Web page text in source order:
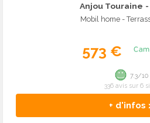
Anjou Touraine
Mobil home -
573 €
+ d'infos
7.3/10
336 avis sur 6